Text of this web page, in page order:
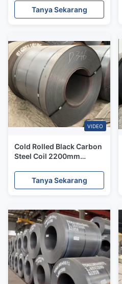
Baja Lunak A283
Tanya Sekarang
VIDEO
Cold Rolled Black Carbon
Steel Coil 2200mm
Teknik
Tanya Sekarang